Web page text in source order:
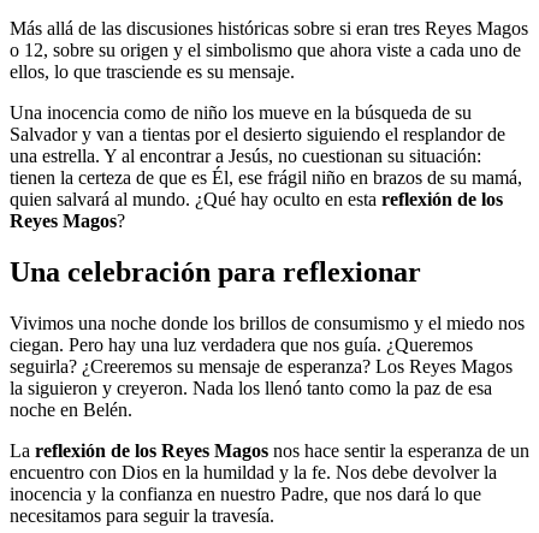
Más allá de las discusiones históricas sobre si eran tres Reyes Magos
o 12, sobre su origen y el simbolismo que ahora viste a cada uno de
ellos, lo que trasciende es su mensaje.
Una inocencia como de niño los mueve en la búsqueda de su
Salvador y van a tientas por el desierto siguiendo el resplandor de
una estrella. Y al encontrar a Jesús, no cuestionan su situación:
tienen la certeza de que es Él, ese frágil niño en brazos de su mamá,
quien salvará al mundo. ¿Qué hay oculto en esta reflexión de los
Reyes Magos?
Una celebración para reflexionar
Vivimos una noche donde los brillos de consumismo y el miedo nos
ciegan. Pero hay una luz verdadera que nos guía. ¿Queremos
seguirla? ¿Creeremos su mensaje de esperanza? Los Reyes Magos
la siguieron y creyeron. Nada los llenó tanto como la paz de esa
noche en Belén.
La reflexión de los Reyes Magos nos hace sentir la esperanza de un
encuentro con Dios en la humildad y la fe. Nos debe devolver la
inocencia y la confianza en nuestro Padre, que nos dará lo que
necesitamos para seguir la travesía.